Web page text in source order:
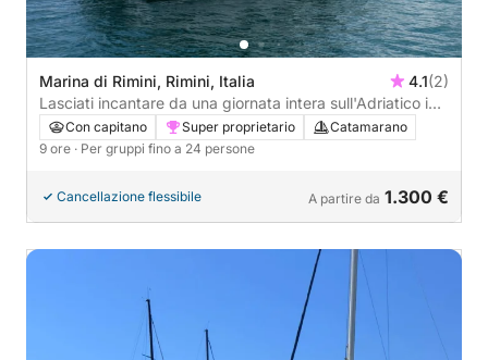
Marina di Rimini, Rimini, Italia 4.1(2)
Lasciati incantare da una giornata intera sull'Adriatico in
catamarano
Con capitano Super proprietario
Catamarano
9 ore · Per gruppi fino a 24 persone
Cancellazione flessibile A partire da 1.300 €